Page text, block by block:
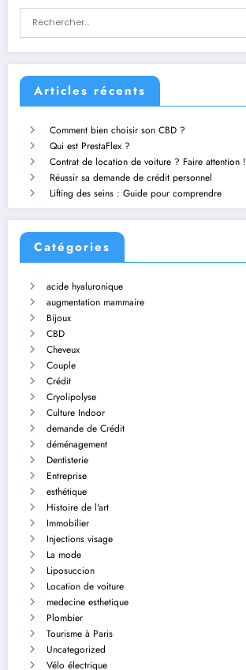
Articles récents
Comment bien choisir son CBD ?
Qui est PrestaFlex ?
Contrat de location de voiture ? Faire attention !
Réussir sa demande de crédit personnel
Lifting des seins : Guide pour comprendre
Catégories
acide hyaluronique
augmentation mammaire
Bijoux
CBD
Cheveux
Couple
Crédit
Cryolipolyse
Culture Indoor
demande de Crédit
déménagement
Dentisterie
Entreprise
esthétique
Histoire de l'art
Immobilier
Injections visage
La mode
Liposuccion
Location de voiture
medecine esthetique
Plombier
Tourisme à Paris
Uncategorized
Vélo électrique